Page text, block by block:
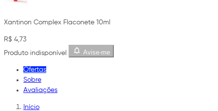
Xantinon Complex Flaconete 10ml
R$ 4,73
Produto indisponível
Avise-me
Ofertas
Sobre
Avaliações
Início